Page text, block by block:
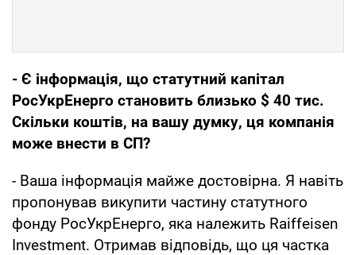
- Є інформація, що статутний капітал
РосУкрЕнерго становить близько $ 40 тис.
Скільки коштів, на вашу думку, ця компанія
може внести в СП?
- Ваша інформація майже достовірна. Я навіть
пропонував викупити частину статутного
фонду РосУкрЕнерго, яка належить Raiffeisen
Investment. Отримав відповідь, що ця частка